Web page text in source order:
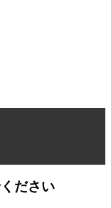
ださい